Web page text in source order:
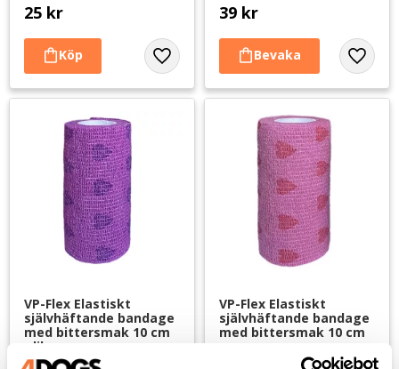
25 kr
Lägg till i favoriter
39 kr
Lägg
VP-Flex Elastiskt
självhäftande bandage
med bittersmak 10 cm
- lila
VP-Flex Elastiskt
självhäftande bandage
med bittersmak 10 cm